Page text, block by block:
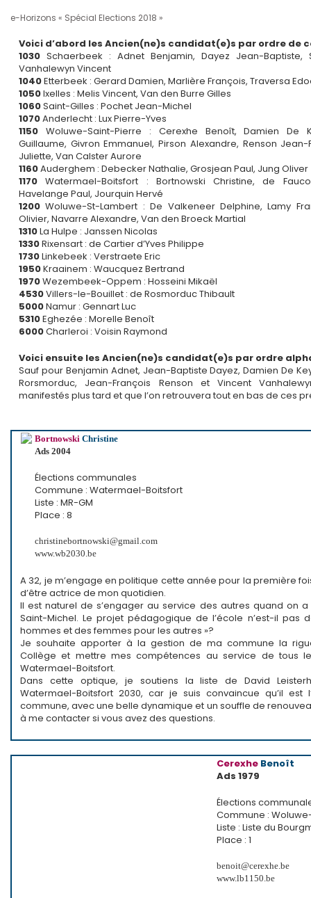
e-Horizons « Spécial Elections 2018 »
Voici d’abord les Ancien(ne)s candidat(e)s par ordre de
1030 Schaerbeek : Adnet Benjamin, Dayez Jean-Baptiste,
Vanhalewyn Vincent
1040Etterbeek : Gerard Damien, Marlière François, Traversa
1050Ixelles : Melis Vincent, Van den Burre Gilles
1060Saint-Gilles : Pochet Jean-Michel
1070Anderlecht : Lux Pierre-Yves
1150 Woluwe-Saint-Pierre : Cerexhe Benoît, Damien De
Guillaume, Givron Emmanuel, Pirson Alexandre, Renson Jean-
Juliette, Van Calster Aurore
1160Auderghem : Debecker Nathalie, Grosjean Paul, Jung Oliver
1170 Watermael-Boitsfort : Bortnowski Christine, de
Havelange Paul, Jourquin Hervé
1200 Woluwe-St-Lambert : De Valkeneer Delphine, Lamy
Olivier, Navarre Alexandre, Van den Broeck Martial
1310La Hulpe : Janssen Nicolas
1330Rixensart : de Cartier d’Yves Philippe
1730Linkebeek : Verstraete Eric
1950Kraainem : Waucquez Bertrand
1970Wezembeek-Oppem : Hosseini Mikaël
4530Villers-le-Bouillet : de Rosmorduc Thibault
5000Namur : Gennart Luc
5310Eghezée : Morelle Benoît
6000Charleroi : Voisin Raymond
Voici ensuite les Ancien(ne)s candidat(e)s par ordre
Sauf pour Benjamin Adnet, Jean-Baptiste Dayez, Damien De
Rorsmorduc, Jean-François Renson et Vincent
manifestés plus tard et que l’on retrouvera tout en bas de ces
Bortnowski Christine
Ads 2004
Élections communales
Commune : Watermael-Boitsfort
Liste : MR-GM
Place : 8
christinebortnowski@gmail.com
www.wb2030.be
A 32, je m’engage en politique cette année pour la première
d’être actrice de mon quotidien.
Il est naturel de s’engager au service des autres quand on
Saint-Michel. Le projet pédagogique de l’école n’est-il pas
hommes et des femmes pour les autres »?
Je souhaite apporter à la gestion de ma commune la
Collège et mettre mes compétences au service de tous
Watermael-Boitsfort.
Dans cette optique, je soutiens la liste de David
Watermael-Boitsfort 2030, car je suis convaincue qu’il est
commune, avec une belle dynamique et un souffle de
à me contacter si vous avez des questions.
Cerexhe Benoît
Ads 1979
Élections
Commune :
Liste : Liste du
Place : 1
benoit@cerexhe.be
www.lb1150.be